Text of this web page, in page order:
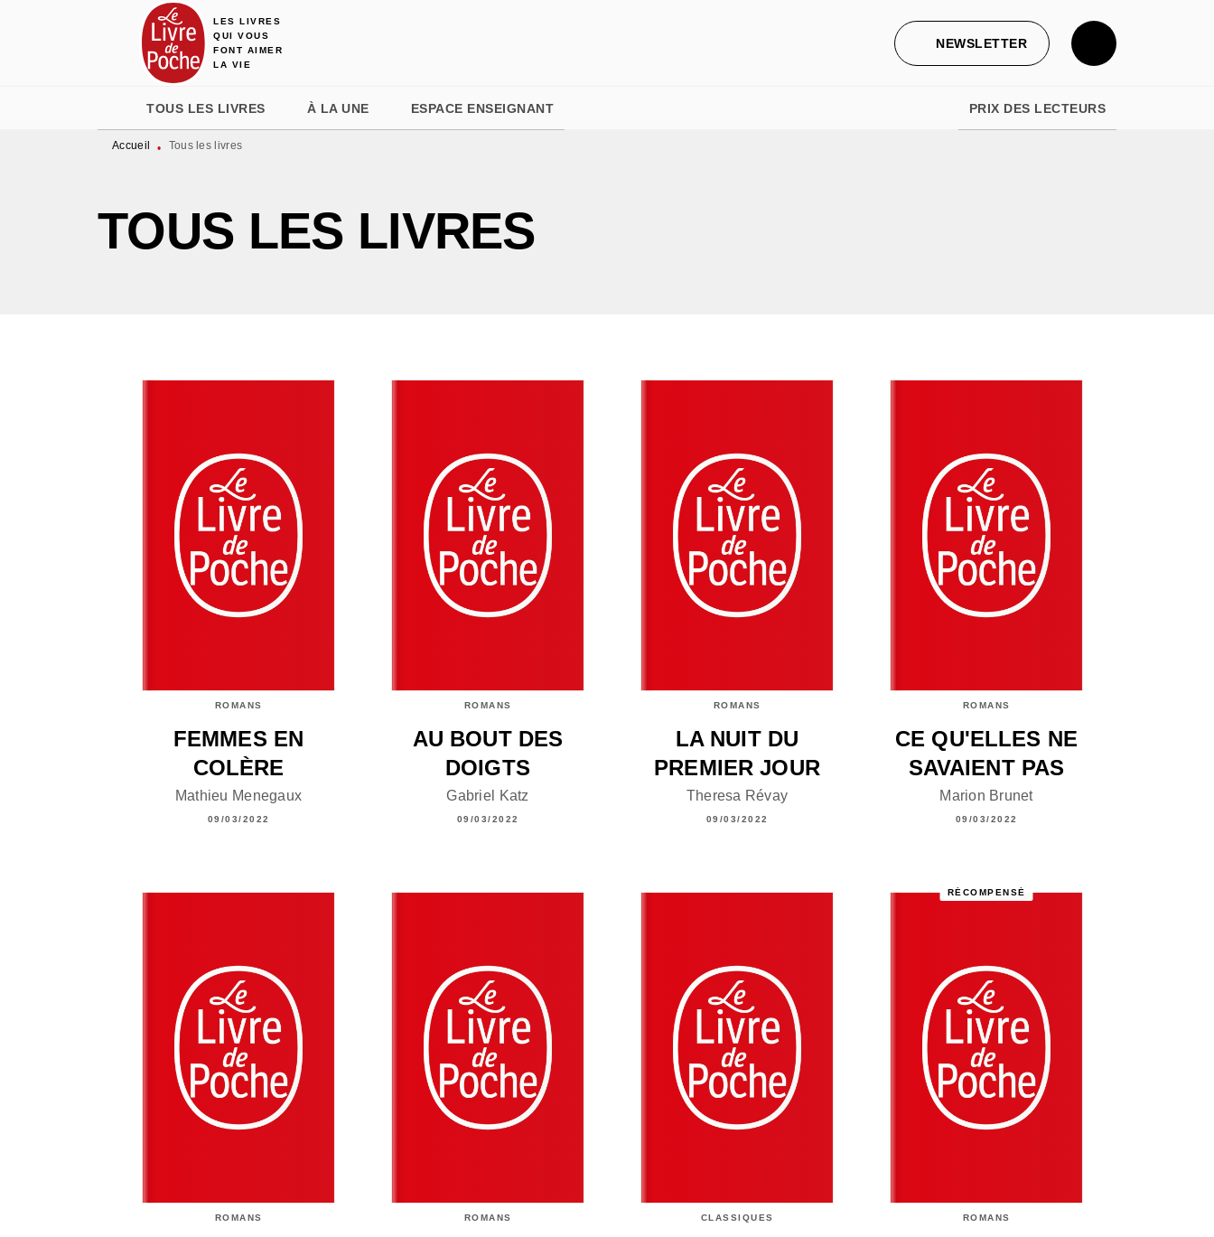
MENU RECHERCHE
LES LIVRES
QUI VOUS
FONT AIMER
LA VIE
NEWSLETTER
TOUS LES LIVRES À LA UNE ESPACE ENSEIGNANT PRIX DES LECTEURS
Accueil • Tous les livres
TOUS LES LIVRES
ROMANS
FEMMES EN
COLÈRE
Mathieu Menegaux
09/03/2022
ROMANS
AU BOUT DES
DOIGTS
Gabriel Katz
09/03/2022
ROMANS
LA NUIT DU
PREMIER JOUR
Theresa Révay
09/03/2022
ROMANS
CE QU'ELLES NE
SAVAIENT PAS
Marion Brunet
09/03/2022
ROMANS ROMANS CLASSIQUES
RÉCOMPENSÉ
ROMANS